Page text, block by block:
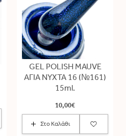
GEL POLISH MAUVE
ΑΓΙΑ ΝΥΧΤΑ 16 (№161)
15ml.
10,00€
Στο Καλάθι